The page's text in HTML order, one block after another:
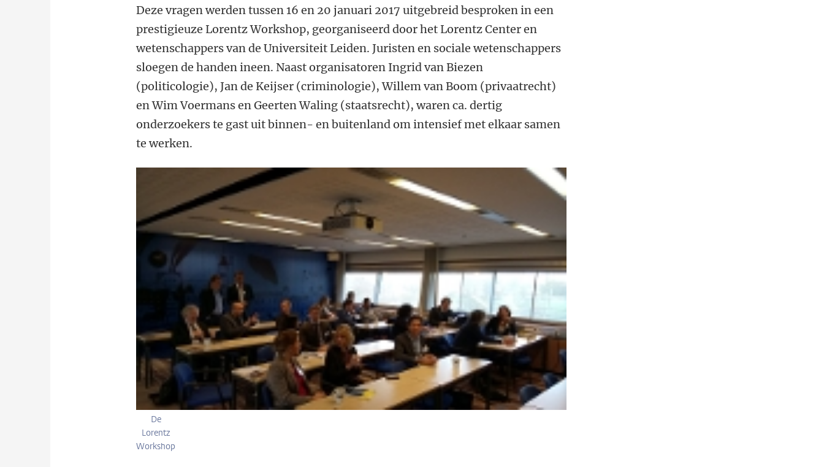
Deze vragen werden tussen 16 en 20 januari 2017 uitgebreid besproken in een
prestigieuze Lorentz Workshop, georganiseerd door het Lorentz Center en
wetenschappers van de Universiteit Leiden. Juristen en sociale wetenschappers
sloegen de handen ineen. Naast organisatoren Ingrid van Biezen
(politicologie), Jan de Keijser (criminologie), Willem van Boom (privaatrecht)
en Wim Voermans en Geerten Waling (staatsrecht), waren ca. dertig
onderzoekers te gast uit binnen- en buitenland om intensief met elkaar samen
te werken.
De
Lorentz
Workshop